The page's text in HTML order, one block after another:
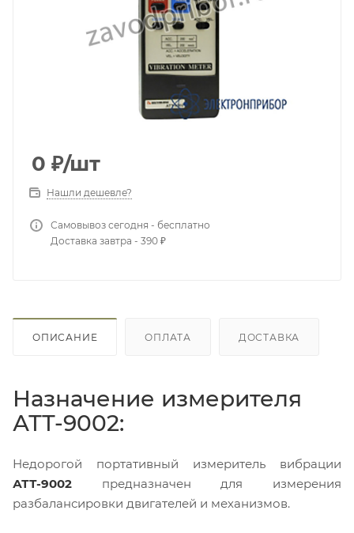
0 ₽/шт
Нашли дешевле?
Самовывоз сегодня - бесплатно
Доставка завтра - 390 ₽
ОПИСАНИЕ ОПЛАТА ДОСТАВКА
Назначение измерителя
АТТ-9002:
Недорогой портативный измеритель вибрации
АТТ-9002 предназначен для измерения
разбалансировки двигателей и механизмов.